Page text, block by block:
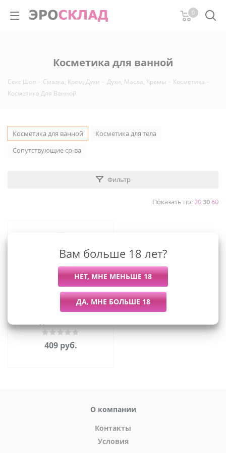
0
Косметика для ванной
Секс Шоп - Смазка, Крем, Духи - Духи, Масла, Кремы - Косметика -
Косметика Для Ванной
Фильтр
Показать по:203060
Лаборатория Катрин
Candy bath bar - Шипучая
Спелая клубника, 130 г
409 руб.
Косметика для ванной
Косметика для тела
Сопутствующие ср-ва
О компании
Контакты
Условия
Вам больше 18 лет?